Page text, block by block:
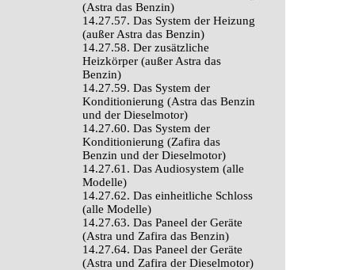
(Astra das Benzin)
14.27.57. Das System der Heizung
(außer Astra das Benzin)
14.27.58. Der zusätzliche
Heizkörper (außer Astra das
Benzin)
14.27.59. Das System der
Konditionierung (Astra das Benzin
und der Dieselmotor)
14.27.60. Das System der
Konditionierung (Zafira das
Benzin und der Dieselmotor)
14.27.61. Das Audiosystem (alle
Modelle)
14.27.62. Das einheitliche Schloss
(alle Modelle)
14.27.63. Das Paneel der Geräte
(Astra und Zafira das Benzin)
14.27.64. Das Paneel der Geräte
(Astra und Zafira der Dieselmotor)